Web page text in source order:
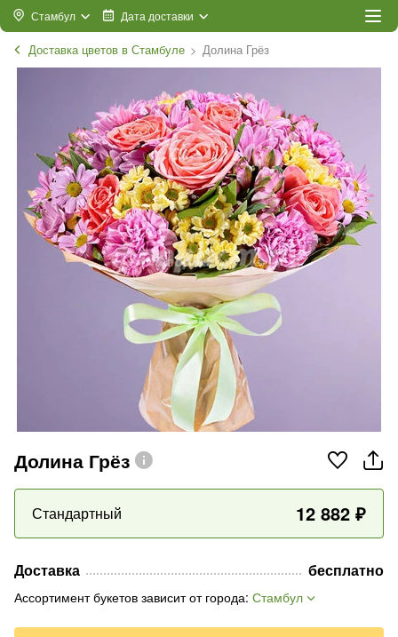
Стамбул Дата доставки
Доставка цветов в Стамбуле Долина Грёз
Долина Грёз
Стандартный 12 882 ₽
Доставка бесплатно
Ассортимент букетов зависит от города: Стамбул